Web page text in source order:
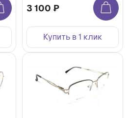
3 100 ₽
Купить в 1 клик